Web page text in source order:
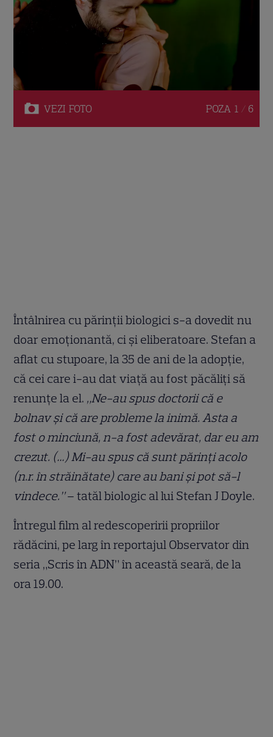
VEZI FOTO POZA 1 / 6
Întâlnirea cu părinții biologici s-a dovedit nu
doar emoționantă, ci și eliberatoare. Stefan a
aflat cu stupoare, la 35 de ani de la adopție,
că cei care i-au dat viață au fost păcăliți să
renunțe la el. „Ne-au spus doctorii că e
bolnav şi că are probleme la inimă. Asta a
fost o minciună, n-a fost adevărat, dar eu am
crezut. (…) Mi-au spus că sunt părinţi acolo
(n.r. în străinătate) care au bani şi pot să-l
vindece.”– tatăl biologic al lui Stefan J Doyle.
Întregul film al redescoperirii propriilor
rădăcini, pe larg în reportajul Observator din
seria „Scris în ADN” în această seară, de la
ora 19.00.